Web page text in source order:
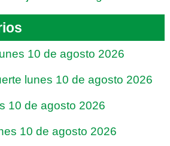
10 de agosto 2026
lunes 10 de agosto 2026
10 de agosto 2026
10 de agosto 2026